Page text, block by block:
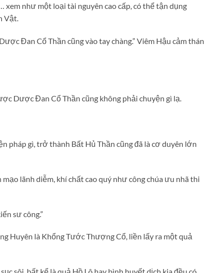
như một loại tài nguyên cao cấp, có thể tận dụng
Vật.
Đan Cổ Thần cũng vào tay chàng.” Viêm Hậu cảm thán
Dược Đan Cổ Thần cũng không phải chuyện gì lạ.
pháp gì, trở thành Bất Hủ Thần cũng đã là cơ duyên lớn
lãnh diễm, khí chất cao quý như công chúa ưu nhã thi
sư công.”
Huyên là Khổng Tước Thượng Cổ, liền lấy ra một quả